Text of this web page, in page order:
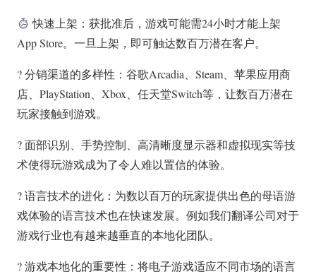
快速上架：获批准后，游戏可能需24小时才能上架
App Store。一旦上架，即可触达数百万潜在客户。
? 分销渠道的多样性：谷歌Arcadia、Steam、苹果应用商
店、PlayStation、Xbox、任天堂Switch等，让数百万潜在
玩家接触到游戏。
? 面部识别、手势控制、高清晰度显示器和虚拟现实等技
术使得玩游戏成为了令人难以置信的体验。
? 语言技术的进化：为数以百万的玩家提供出色的母语游
戏体验的语言技术也在快速发展。例如我们翻译公司对于
游戏行业也有越来越垂直的本地化团队。
? 游戏本地化的重要性：将电子游戏适应不同市场的语言